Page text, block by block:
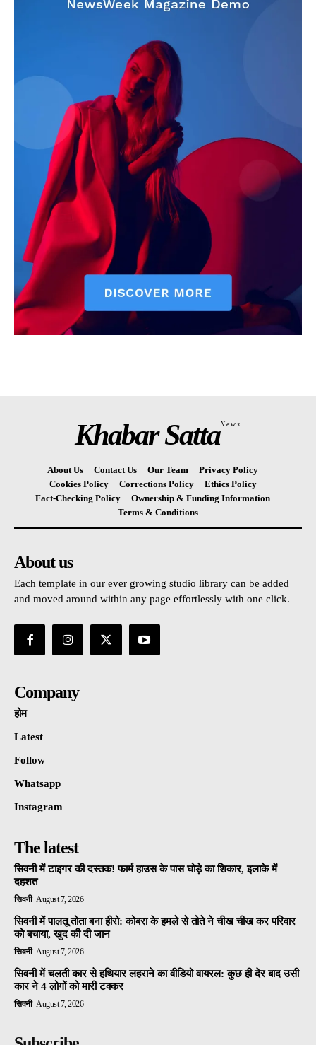
Khabar SattaNews
About Us Contact Us Our Team
Privacy Policy
Cookies Policy
Corrections Policy
Ethics Policy
Fact-Checking Policy
Ownership & Funding Information
Terms & Conditions
About us
Each template in our ever growing studio library can be added
and moved around within any page effortlessly with one click.
Company
होम
Latest
Follow
Whatsapp
Instagram
The latest
सिवनी में टाइगर की दस्तक! फार्म हाउस के पास घोड़े का शिकार, इलाके में
दहशत
सिवनी August 7, 2026
सिवनी में पालतू तोता बना हीरो: कोबरा के हमले से तोते ने चीख चीख कर परिवार
को बचाया, खुद की दी जान
सिवनी August 7, 2026
सिवनी में चलती कार से हथियार लहराने का वीडियो वायरल: कुछ ही देर बाद उसी
कार ने 4 लोगों को मारी टक्कर
सिवनी August 7, 2026